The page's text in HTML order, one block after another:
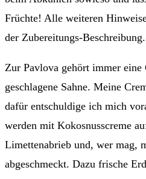
Früchte! Alle weiteren
der Zubereitungs-Beschreibung.
Zur Pavlova gehört immer eine
geschlagene Sahne. Meine
dafür entschuldige ich mich
werden mit Kokosnusscreme
Limettenabrieb und, wer mag,
abgeschmeckt. Dazu frische